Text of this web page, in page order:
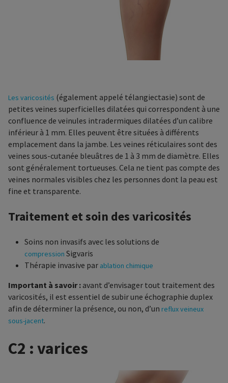
Les varicosités (également appelé télangiectasie) sont de
petites veines superficielles dilatées qui correspondent à une
confluence de veinules intradermiques dilatées d’un calibre
inférieur à 1 mm. Elles peuvent être situées à différents
emplacement dans la jambe. Les veines réticulaires sont des
veines sous-cutanée bleuâtres de 1 à 3 mm de diamètre. Elles
sont généralement tortueuses. Cela ne tient pas compte des
veines normales visibles chez les personnes dont la peau est
fine et transparente.
Traitement et soin des varicosités
Soins non invasifs avec les solutions de
compression Sigvaris
Thérapie invasive par ablation chimique
Important à savoir : avant d’envisager tout traitement des
varicosités, il est essentiel de subir une échographie duplex
afin de déterminer la présence, ou non, d’un reflux veineux
sous-jacent.
C2 : varices